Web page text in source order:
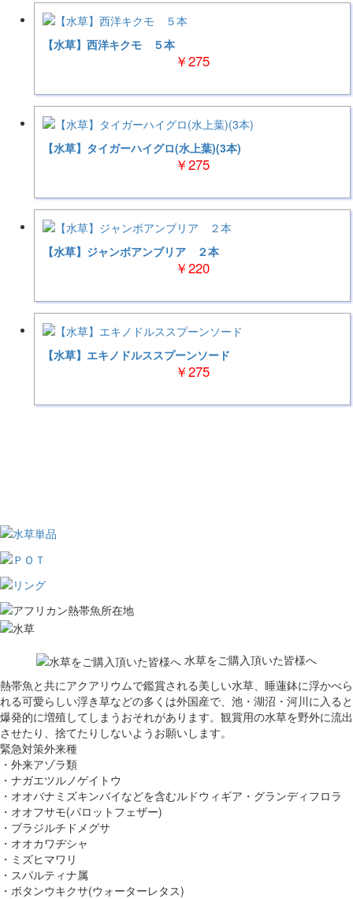
【水草】西洋キクモ ５本
￥275
【水草】タイガーハイグロ(水上葉)(3本)
￥275
【水草】ジャンボアンブリア ２本
￥220
【水草】エキノドルススプーンソード
￥275
水草をご購入頂いた皆様へ
熱帯魚と共にアクアリウムで鑑賞される美しい水草、睡蓮鉢に浮かべら
れる可愛らしい浮き草などの多くは外国産で、池・湖沼・河川に入ると
爆発的に増殖してしまうおそれがあります。観賞用の水草を野外に流出
させたり、捨てたりしないようお願いします。
緊急対策外来種
・外来アゾラ類
・ナガエツルノゲイトウ
・オオバナミズキンバイなどを含むルドウィギア・グランディフロラ
・オオフサモ(パロットフェザー)
・ブラジルチドメグサ
・オオカワヂシャ
・ミズヒマワリ
・スパルティナ属
・ボタンウキクサ(ウォーターレタス)